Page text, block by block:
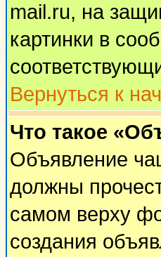
mail.ru, на
картинки в
Вернуться к
Что такое
Объявление
должны
самом верху
создания